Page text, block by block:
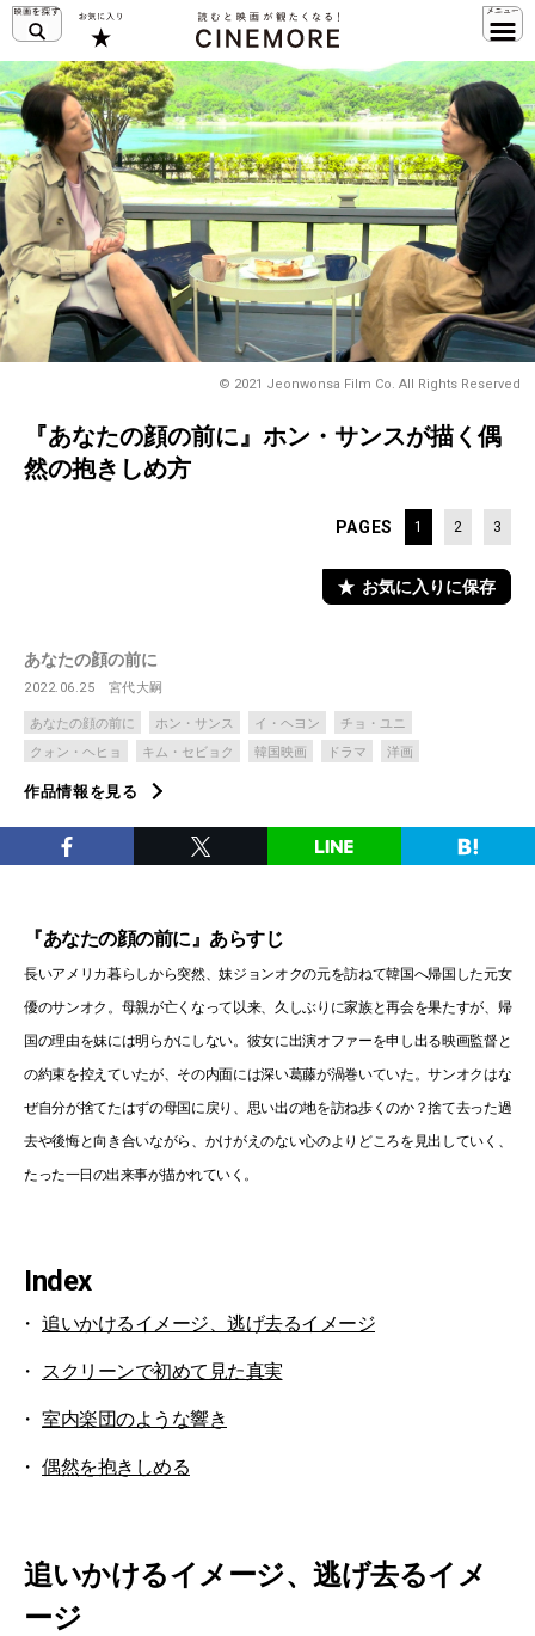
© 2021 Jeonwonsa Film Co. All Rights Reserved
『あなたの顔の前に』ホン・サンスが描く偶
然の抱きしめ方
PAGES 1 2 3
お気に入りに保存
あなたの顔の前に
2022.06.25 宮代大嗣
あなたの顔の前に ホン・サンス イ・ヘヨン
チョ・ユニ
クォン・ヘヒョ
キム・セビョク 韓国映画 ドラマ 洋画
作品情報を見る
『あなたの顔の前に』あらすじ
長いアメリカ暮らしから突然、妹ジョンオクの元を訪ねて韓国へ帰国した元女
優のサンオク。母親が亡くなって以来、久しぶりに家族と再会を果たすが、帰
国の理由を妹には明らかにしない。彼女に出演オファーを申し出る映画監督と
の約束を控えていたが、その内面には深い葛藤が渦巻いていた。サンオクはな
ぜ自分が捨てたはずの母国に戻り、思い出の地を訪ね歩くのか？捨て去った過
去や後悔と向き合いながら、かけがえのない心のよりどころを見出していく、
たった一日の出来事が描かれていく。
Index
追いかけるイメージ、逃げ去るイメージ
スクリーンで初めて見た真実
室内楽団のような響き
偶然を抱きしめる
追いかけるイメージ、逃げ去るイメ
ージ